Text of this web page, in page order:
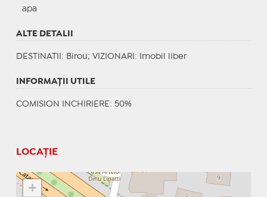
apa
ALTE DETALII
DESTINATII : Birou; VIZIONARI : Imobil liber
INFORMAŢII UTILE
COMISION INCHIRIERE: 50%
LOCAȚIE
+